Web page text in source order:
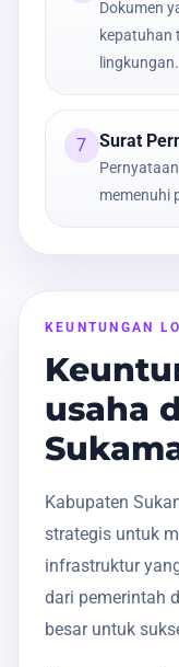
Dokumen
kepatuhan
lingkungan.
7 Surat
memenuhi
KEUNTUNGAN
usaha
Kabupaten
strategis untuk
infrastruktur
dari pemerintah
besar untuk